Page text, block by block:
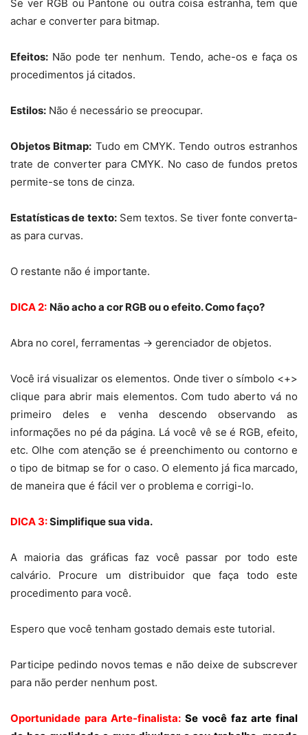
Se ver RGB ou Pantone ou outra coisa estranha, tem que
achar e converter para bitmap.
Efeitos: Não pode ter nenhum. Tendo, ache-os e faça os
procedimentos já citados.
Estilos: Não é necessário se preocupar.
Objetos Bitmap: Tudo em CMYK. Tendo outros estranhos
trate de converter para CMYK. No caso de fundos pretos
permite-se tons de cinza.
Estatísticas de texto:Sem textos. Se tiver fonte converta-
as para curvas.
O restante não é importante.
DICA 2: Não acho a cor RGB ou o efeito. Como faço?
Abra no corel, ferramentas -> gerenciador de objetos.
Você irá visualizar os elementos. Onde tiver o símbolo <+>
clique para abrir mais elementos. Com tudo aberto vá no
primeiro deles e venha descendo observando as
informações no pé da página. Lá você vê se é RGB, efeito,
etc. Olhe com atenção se é preenchimento ou contorno e
o tipo de bitmap se for o caso. O elemento já fica marcado,
de maneira que é fácil ver o problema e corrigi-lo.
DICA 3:Simplifique sua vida.
A maioria das gráficas faz você passar por todo este
calvário. Procure um distribuidor que faça todo este
procedimento para você.
Espero que você tenham gostado demais este tutorial.
Participe pedindo novos temas e não deixe de subscrever
para não perder nenhum post.
Oportunidade para Arte-finalista:Se você faz arte final